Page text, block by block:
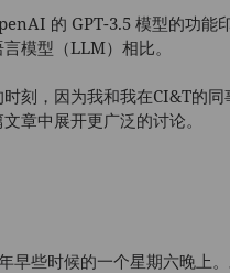
的 GPT-3.5 模型的功能
模型（LLM）相比。
刻，因为我和我在CI&T的
章中展开更广泛的讨论。
些时候的一个星期六晚上